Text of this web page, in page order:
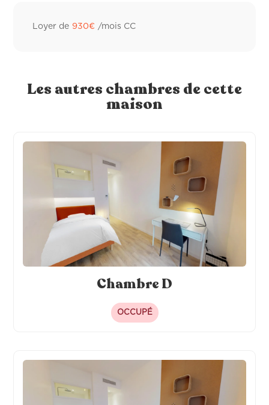
Loyer de 930€ /mois CC
Les autres chambres de cette
maison
Chambre D
OCCUPÉ